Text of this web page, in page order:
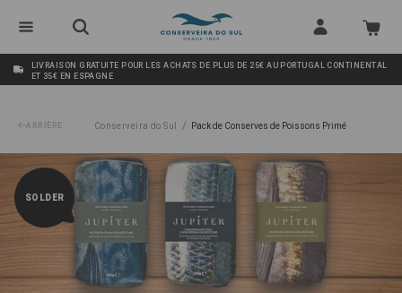
LIVRAISON GRATUITE POUR LES ACHATS DE PLUS DE 25€ AU PORTUGAL CONTINENTAL
ET 35€ EN ESPAGNE
ARRIÈRE Conserveira do Sul / Pack de Conserves de Poissons Primé
SOLDER